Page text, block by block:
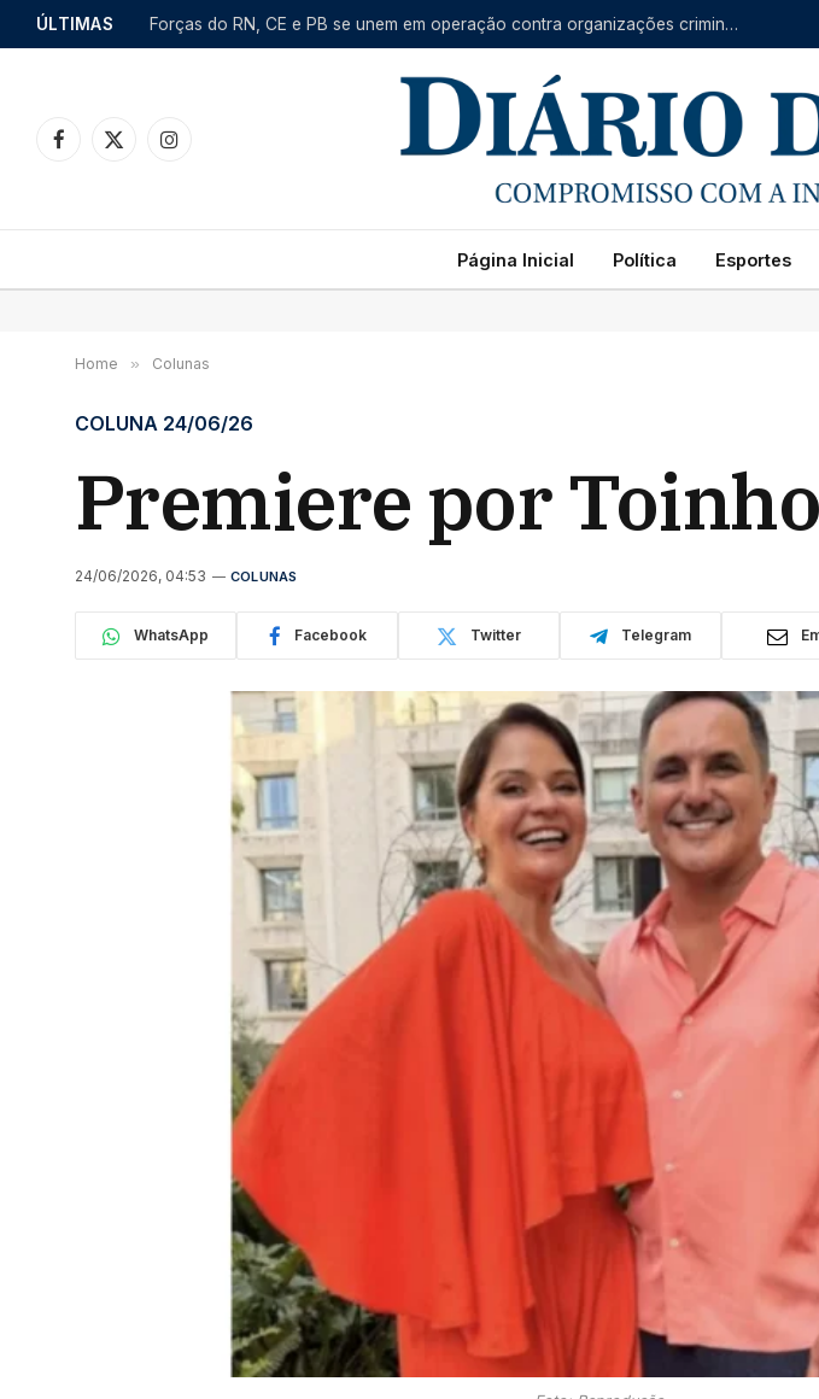
ÚLTIMAS Forças do RN, CE e PB se unem em operação contra organizações criminosas
Facebook
X
Instagram
Página Inicial Política Esportes
Home » Colunas
COLUNA 24/06/26
Premiere por
24/06/2026, 04:53 COLUNAS
WhatsApp Facebook Twitter Telegram